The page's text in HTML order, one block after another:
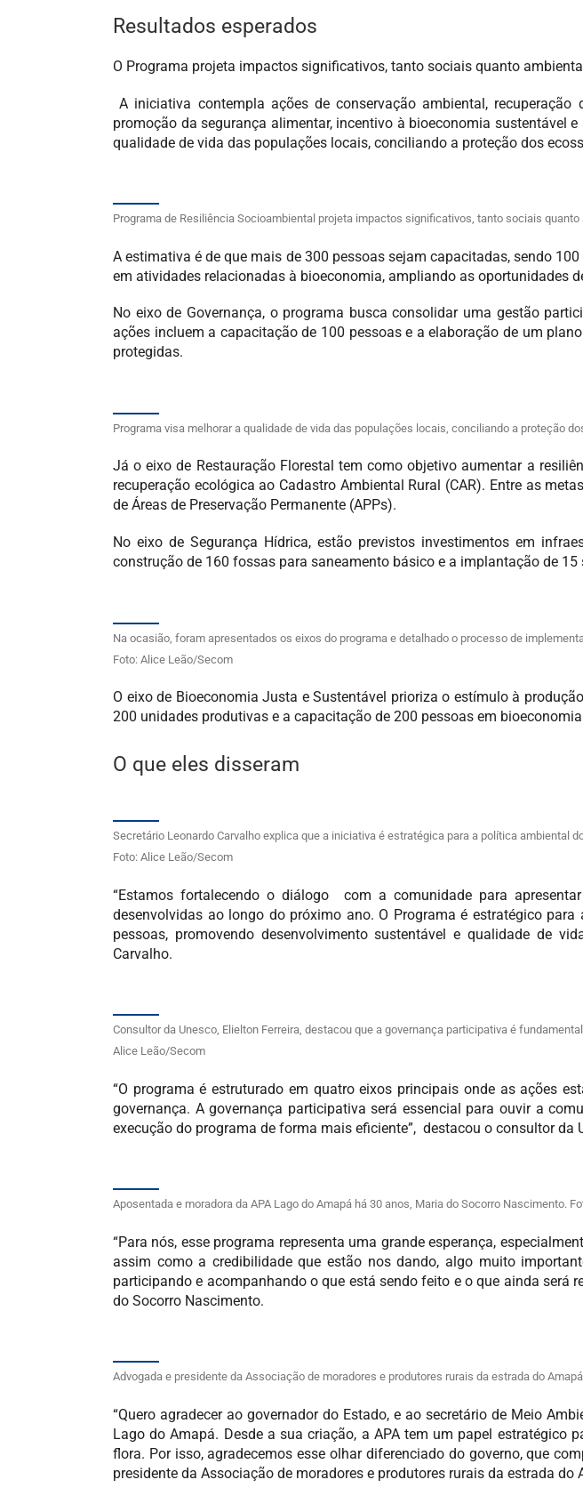
Resultados esperados
O Programa projeta impactos significativos, tanto sociais quanto
A iniciativa contempla ações de conservação ambiental,
promoção da segurança alimentar, incentivo à bioeconomia sustentável
qualidade de vida das populações locais, conciliando a proteção dos
Programa de Resiliência Socioambiental projeta impactos significativos, tanto sociais
A estimativa é de que mais de 300 pessoas sejam capacitadas, sendo
em atividades relacionadas à bioeconomia, ampliando as oportunidades
No eixo de Governança, o programa busca consolidar uma gestão
ações incluem a capacitação de 100 pessoas e a elaboração de um
protegidas.
Programa visa melhorar a qualidade de vida das populações locais, conciliando a proteção
Já o eixo de Restauração Florestal tem como objetivo aumentar a
recuperação ecológica ao Cadastro Ambiental Rural (CAR). Entre as
de Áreas de Preservação Permanente (APPs).
No eixo de Segurança Hídrica, estão previstos investimentos em
construção de 160 fossas para saneamento básico e a implantação de
Na ocasião, foram apresentados os eixos do programa e detalhado o processo de
Foto: Alice Leão/Secom
O eixo de Bioeconomia Justa e Sustentável prioriza o estímulo à
200 unidades produtivas e a capacitação de 200 pessoas em
O que eles disseram
Secretário Leonardo Carvalho explica que a iniciativa é estratégica para a política ambiental
Foto: Alice Leão/Secom
“Estamos fortalecendo o diálogo com a comunidade para
desenvolvidas ao longo do próximo ano. O Programa é estratégico
pessoas, promovendo desenvolvimento sustentável e qualidade de
Carvalho.
Consultor da Unesco, Elielton Ferreira, destacou que a governança participativa é
Alice Leão/Secom
“O programa é estruturado em quatro eixos principais onde as ações
governança. A governança participativa será essencial para ouvir a
execução do programa de forma mais eficiente”, destacou o consultor da
Aposentada e moradora da APA Lago do Amapá há 30 anos, Maria do Socorro Nascimento.
“Para nós, esse programa representa uma grande esperança,
assim como a credibilidade que estão nos dando, algo muito
participando e acompanhando o que está sendo feito e o que ainda será
do Socorro Nascimento.
Advogada e presidente da Associação de moradores e produtores rurais da estrada do
“Quero agradecer ao governador do Estado, e ao secretário de Meio
Lago do Amapá. Desde a sua criação, a APA tem um papel estratégico
flora. Por isso, agradecemos esse olhar diferenciado do governo, que
presidente da Associação de moradores e produtores rurais da estrada